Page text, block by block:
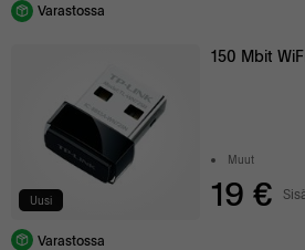
Varastossa
Uusi
150 Mbit
Muut
19 €
Varastossa